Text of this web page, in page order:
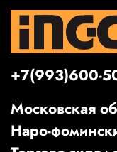
+7(993)600-
Московская
Наро-